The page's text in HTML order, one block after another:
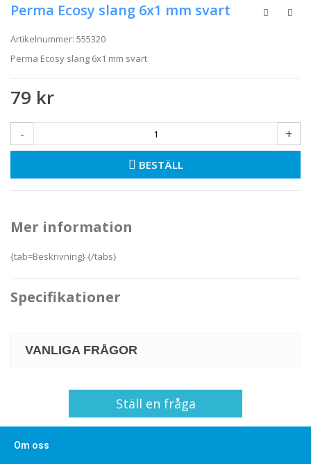
Perma Ecosy slang 6x1 mm svart
Artikelnummer: 555320
Perma Ecosy slang 6x1 mm svart
79 kr
- +
BESTÄLL
Mer information
{tab=Beskrivning} {/tabs}
Specifikationer
VANLIGA FRÅGOR
Ställ en fråga
Om oss